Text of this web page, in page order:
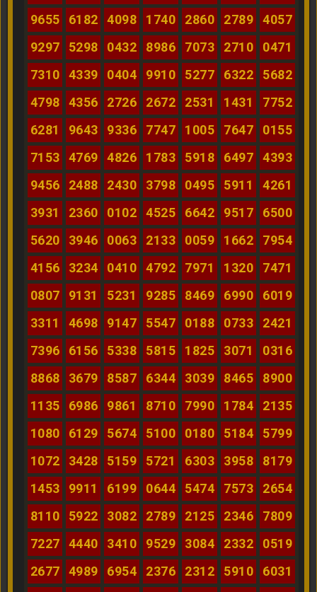
9655
6182 4098 1740 2860 2789
4057
9297
5298 0432 8986 7073 2710
0471
7310
4339 0404 9910 5277 6322
5682
4798
4356 2726 2672 2531 1431
7752
6281
9643 9336 7747 1005 7647
0155
7153
4769 4826 1783 5918 6497
4393
9456
2488 2430 3798 0495 5911
4261
3931
2360 0102 4525 6642 9517
6500
5620
3946 0063 2133 0059 1662
7954
4156
3234 0410 4792 7971 1320
7471
0807
9131 5231 9285 8469 6990
6019
3311
4698 9147 5547 0188 0733
2421
7396
6156 5338 5815 1825 3071
0316
8868
3679 8587 6344 3039 8465
8900
1135
6986 9861 8710 7990 1784
2135
1080
6129 5674 5100 0180 5184
5799
1072
3428 5159 5721 6303 3958
8179
1453
9911 6199 0644 5474 7573
2654
8110
5922 3082 2789 2125 2346
7809
7227
4440 3410 9529 3084 2332
0519
2677
4989 6954 2376 2312 5910
6031